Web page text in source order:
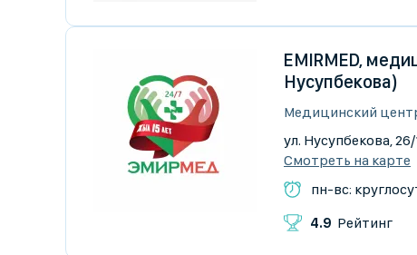
EMIRMED,
Нусупбекова)
Медицинский
ул. Нусупбекова,
Смотреть на карте
пн-вс:
4.9 Рейтинг